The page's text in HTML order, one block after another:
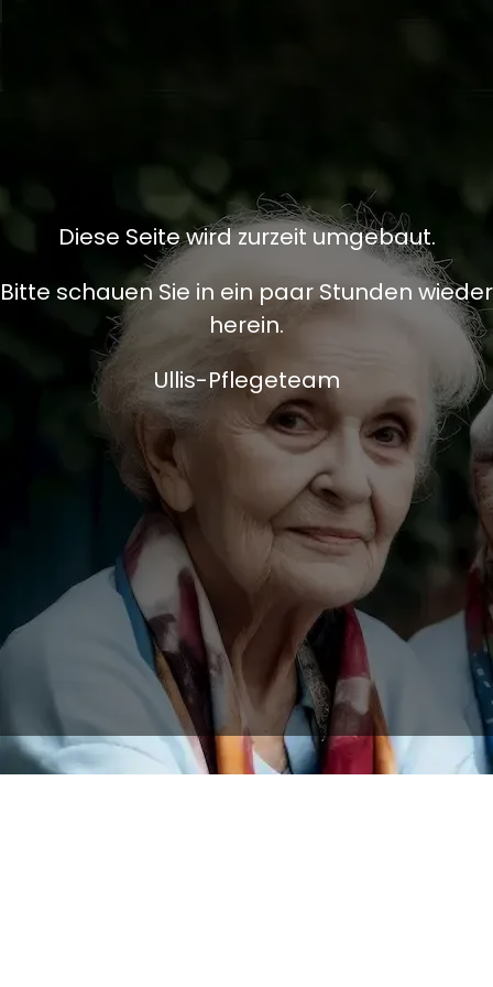
Diese Seite wird zurzeit umgebaut.
Bitte schauen Sie in ein paar Stunden wieder
herein.
Ullis-Pflegeteam